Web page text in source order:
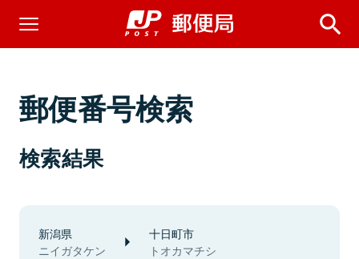
郵便番号検索
検索結果
新潟県
ニイガタケン
十日町市
トオカマチシ